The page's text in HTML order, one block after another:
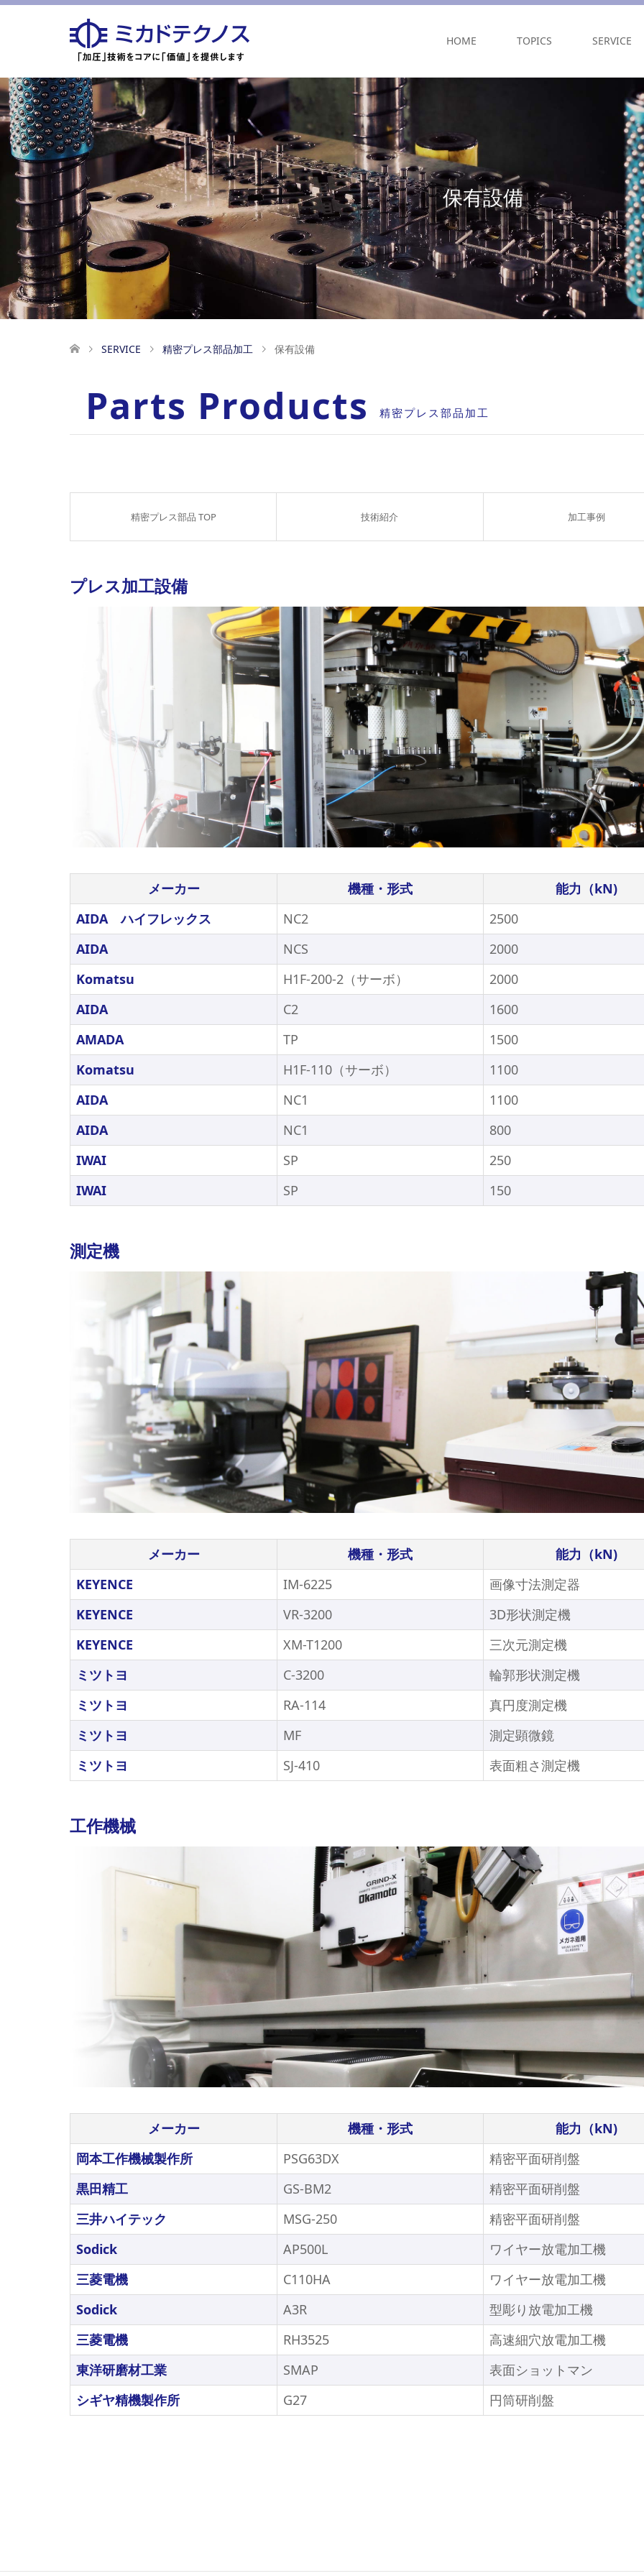
HOME TOPICS SERVICE
保有設備
SERVICE 精密プレス部品加工 保有設備
Parts Products 精密プレス部品加工
精密プレス部品 TOP 技術紹介 加工事例
プレス加工設備
メーカー 機種・形式
能力（kN)
AIDA ハイフレックス
NC2
2500
AIDA
NCS
2000
Komatsu
H1F-200-2（サーボ）
2000
AIDA
C2
1600
AMADA
TP
1500
Komatsu
H1F-110（サーボ）
1100
AIDA
NC1
1100
AIDA
NC1
800
IWAI
SP
250
IWAI
SP 150
測定機
メーカー 機種・形式
能力（kN)
KEYENCE
IM-6225
画像寸法測定器
KEYENCE
VR-3200
3D形状測定機
KEYENCE
XM-T1200
三次元測定機
ミツトヨ
C-3200
輪郭形状測定機
ミツトヨ
RA-114
真円度測定機
ミツトヨ
MF
測定顕微鏡
ミツトヨ
SJ-410 表面粗さ測定機
工作機械
メーカー 機種・形式
能力（kN)
岡本工作機械製作所
PSG63DX
精密平面研削盤
黒田精工
GS-BM2
精密平面研削盤
三井ハイテック
MSG-250
精密平面研削盤
Sodick
AP500L
ワイヤー放電加工機
三菱電機
C110HA
ワイヤー放電加工機
Sodick
A3R
型彫り放電加工機
三菱電機
RH3525
高速細穴放電加工機
東洋研磨材工業
SMAP
表面ショットマン
シギヤ精機製作所
G27 円筒研削盤